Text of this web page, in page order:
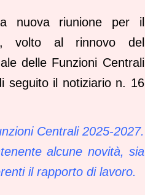
nuova riunione per il
volto al rinnovo del
delle Funzioni Centrali
seguito il notiziario n. 16
Centrali 2025-2027.
alcune novità, sia
il rapporto di lavoro.